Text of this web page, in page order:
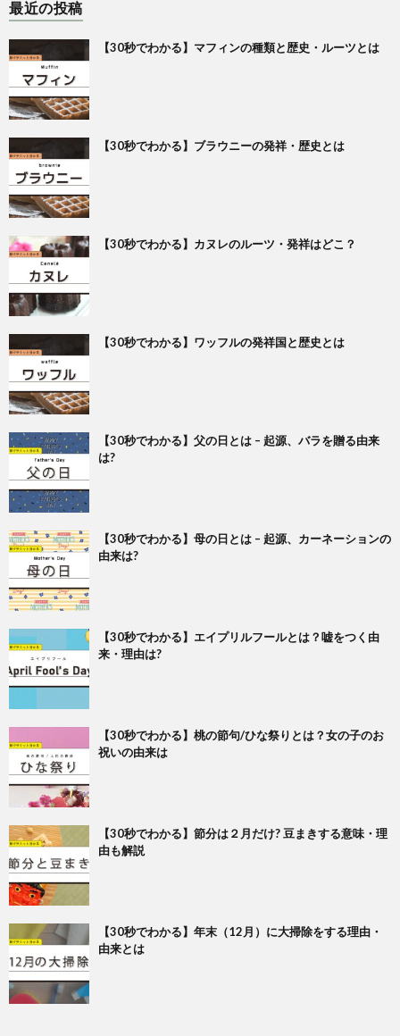
最近の投稿
【30秒でわかる】マフィンの種類と歴史・ルーツとは
【30秒でわかる】ブラウニーの発祥・歴史とは
【30秒でわかる】カヌレのルーツ・発祥はどこ？
【30秒でわかる】ワッフルの発祥国と歴史とは
【30秒でわかる】父の日とは – 起源、バラを贈る由来
は?
【30秒でわかる】母の日とは – 起源、カーネーションの
由来は?
【30秒でわかる】エイプリルフールとは？嘘をつく由
来・理由は?
【30秒でわかる】桃の節句/ひな祭りとは？女の子のお
祝いの由来は
【30秒でわかる】節分は２月だけ? 豆まきする意味・理
由も解説
【30秒でわかる】年末（12月）に大掃除をする理由・
由来とは